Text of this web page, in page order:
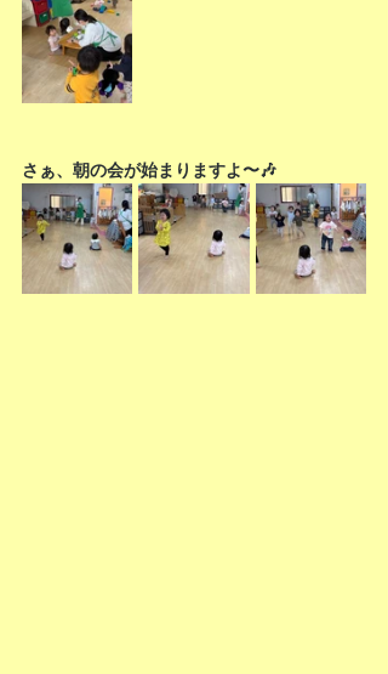
さぁ、朝の会が始まりますよ〜🎶